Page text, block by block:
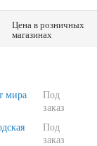
Цена в розничных
магазинах
мира
Под
заказ
Под
заказ